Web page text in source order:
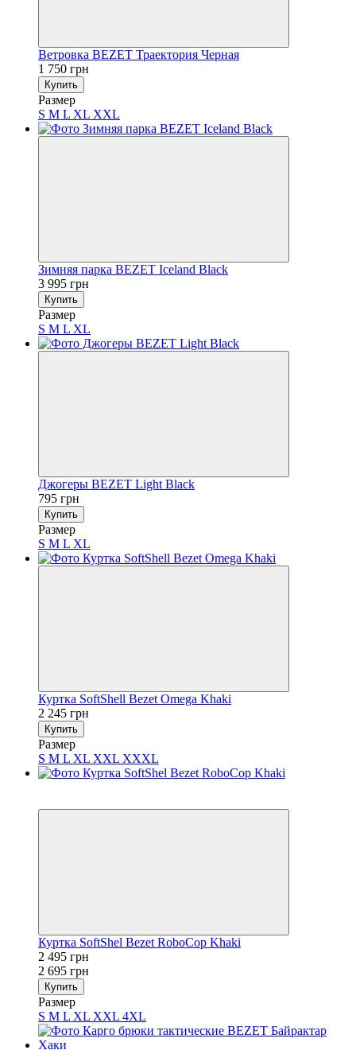
Ветровка BEZET Траектория Черная
1 750 грн
Купить
Размер
S M L XL XXL
Зимняя парка BEZET Iceland Black
3 995 грн
Купить
Размер
S M L XL
Джогеры BEZET Light Black
795 грн
Купить
Размер
S M L XL
Куртка SoftShell Bezet Omega Khaki
2 245 грн
Купить
Размер
S M L XL XXL XXXL
Куртка SoftShel Bezet RoboCop Khaki
2 495 грн
2 695 грн
Купить
Размер
S M L XL XXL 4XL